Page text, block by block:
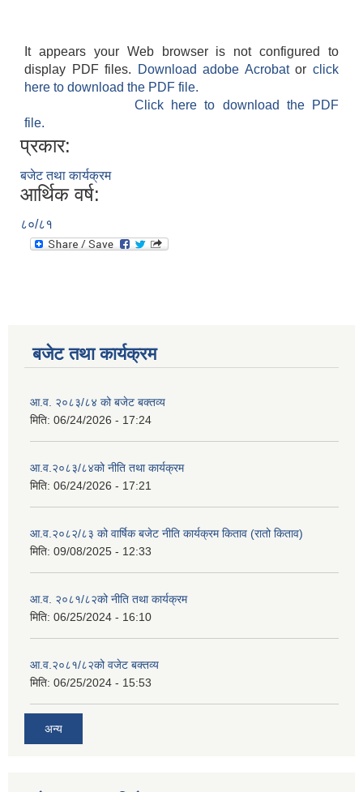
It appears your Web browser is not configured to
display PDF files.
Download adobe Acrobatorclick
here to download the PDF file.
Click here to download the PDF
file.
प्रकार:
बजेट तथा कार्यक्रम
आर्थिक वर्ष:
८०/८१
बजेट तथा कार्यक्रम
आ.व. २०८३/८४ को बजेट बक्तव्य
मिति: 06/24/2026 - 17:24
आ.व.२०८३/८४को नीति तथा कार्यक्रम
मिति: 06/24/2026 - 17:21
आ.व.२०८२/८३ को वार्षिक बजेट नीति कार्यक्रम किताव (रातो किताव)
मिति: 09/08/2025 - 12:33
आ.व. २०८१/८२को नीति तथा कार्यक्रम
मिति: 06/25/2024 - 16:10
आ.व.२०८१/८२को वजेट बक्तव्य
मिति: 06/25/2024 - 15:53
अन्य